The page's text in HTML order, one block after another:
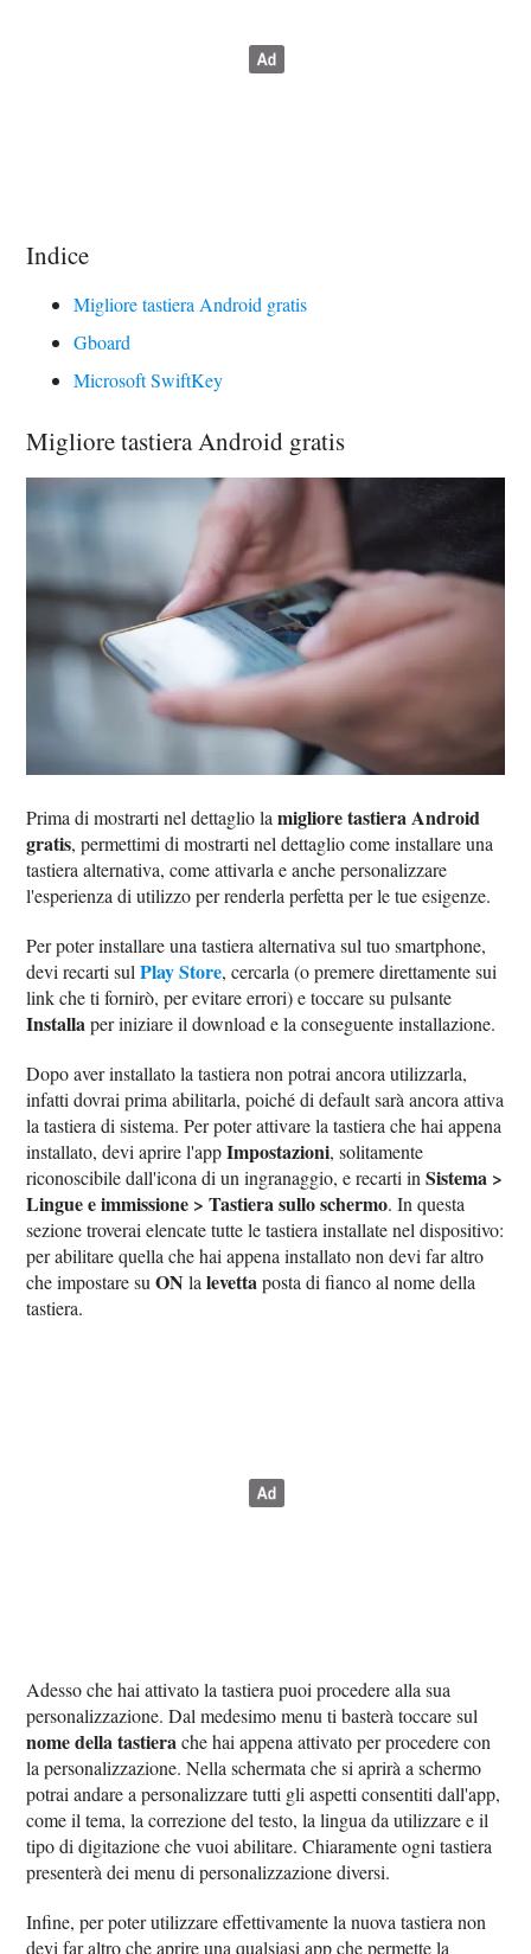
Indice
Migliore tastiera Android gratis
Gboard
Microsoft SwiftKey
Migliore tastiera Android gratis
Prima di mostrarti nel dettaglio lamigliore tastiera Android
gratis, permettimi di mostrarti nel dettaglio come installare una
tastiera alternativa, come attivarla e anche personalizzare
l'esperienza di utilizzo per renderla perfetta per le tue esigenze.
Per poter installare una tastiera alternativa sul tuo smartphone,
devi recarti sulPlay Store, cercarla (o premere direttamente sui
link che ti fornirò, per evitare errori) e toccare su pulsante
Installaper iniziare il download e la conseguente installazione.
Dopo aver installato la tastiera non potrai ancora utilizzarla,
infatti dovrai prima abilitarla, poiché di default sarà ancora attiva
la tastiera di sistema. Per poter attivare la tastiera che hai appena
installato, devi aprire l'appImpostazioni, solitamente
riconoscibile dall'icona di un ingranaggio, e recarti inSistema >
Lingue e immissione > Tastiera sullo schermo. In questa
sezione troverai elencate tutte le tastiera installate nel dispositivo:
per abilitare quella che hai appena installato non devi far altro
che impostare suON lalevettaposta di fianco al nome della
tastiera.
Adesso che hai attivato la tastiera puoi procedere alla sua
personalizzazione. Dal medesimo menu ti basterà toccare sul
nome della tastierache hai appena attivato per procedere con
la personalizzazione. Nella schermata che si aprirà a schermo
potrai andare a personalizzare tutti gli aspetti consentiti dall'app,
come il tema, la correzione del testo, la lingua da utilizzare e il
tipo di digitazione che vuoi abilitare. Chiaramente ogni tastiera
presenterà dei menu di personalizzazione diversi.
Infine, per poter utilizzare effettivamente la nuova tastiera non
devi far altro che aprire una qualsiasi app che permette la